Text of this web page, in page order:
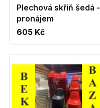
Plechová skříň šedá -
pronájem
605 Kč